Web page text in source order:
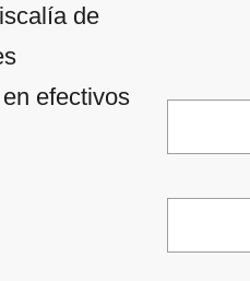
de
efectivos